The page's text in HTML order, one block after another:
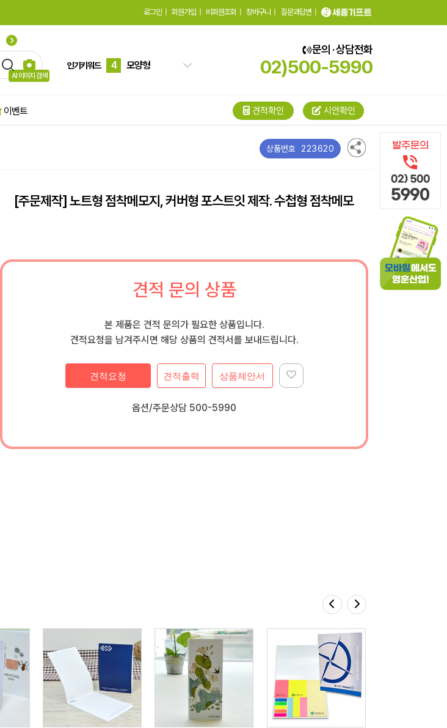
로그인 회원가입 비회원조회 장바구니 질문과답변
AI 이미지 검색
인기키워드
수첩형
4
모양형
10
형광
문의 · 상담전화
02)500-5990
이벤트 견적확인 시안확인
상품번호 223620
[주문제작] 노트형 점착메모지, 커버형 포스트잇 제작. 수첩형 점착메모
견적 문의 상품
본 제품은 견적 문의가 필요한 상품입니다.
견적요청을 남겨주시면 해당 상품의 견적서를 보내드립니다.
견적요청 상품제안서
견적출력
옵션/주문상담 500-5990